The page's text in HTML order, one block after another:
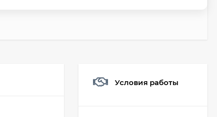
Условия работы